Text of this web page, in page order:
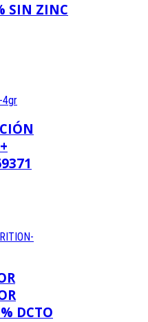
SIN ZINC
DCTO